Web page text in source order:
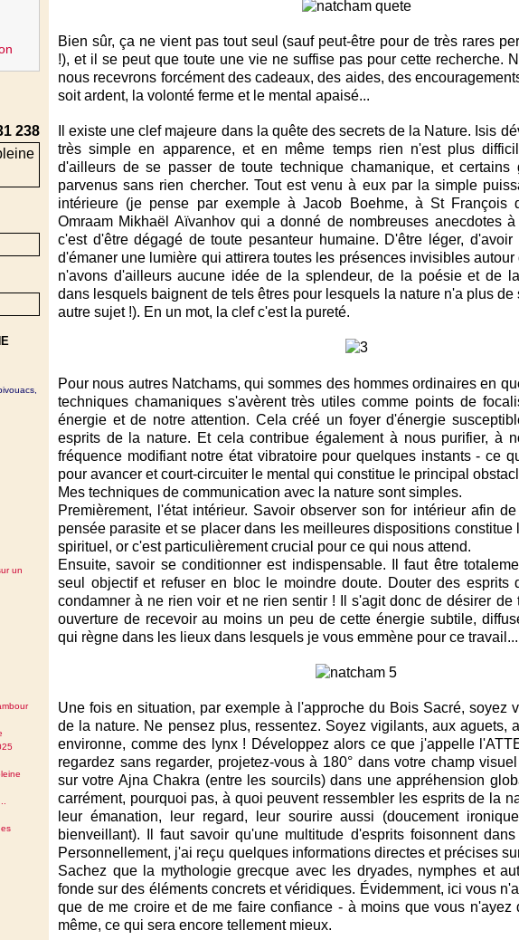
238
un
Bien sûr, ça ne vient pas tout seul (sauf peut-être pour de très rares
!), et il se peut que toute une vie ne suffise pas pour cette recherche.
nous recevrons forcément des cadeaux, des aides, des
soit ardent, la volonté ferme et le mental apaisé...
Il existe une clef majeure dans la quête des secrets de la Nature. Isis
très simple en apparence, et en même temps rien n'est plus
d'ailleurs de se passer de toute technique chamanique, et certains
parvenus sans rien chercher. Tout est venu à eux par la simple
intérieure (je pense par exemple à Jacob Boehme, à St François
Omraam Mikhaël Aïvanhov qui a donné de nombreuses anecdotes
c'est d'être dégagé de toute pesanteur humaine. D'être léger,
d'émaner une lumière qui attirera toutes les présences invisibles
n'avons d'ailleurs aucune idée de la splendeur, de la poésie et de
dans lesquels baignent de tels êtres pour lesquels la nature n'a plus de
autre sujet !). En un mot, la clef c'est la pureté.
Pour nous autres Natchams, qui sommes des hommes ordinaires en
techniques chamaniques s'avèrent très utiles comme points de
énergie et de notre attention. Cela créé un foyer d'énergie
esprits de la nature. Et cela contribue également à nous purifier, à
fréquence modifiant notre état vibratoire pour quelques instants - ce
pour avancer et court-circuiter le mental qui constitue le principal
Mes techniques de communication avec la nature sont simples.
Premièrement, l'état intérieur. Savoir observer son for intérieur afin
pensée parasite et se placer dans les meilleures dispositions constitue
spirituel, or c'est particulièrement crucial pour ce qui nous attend.
Ensuite, savoir se conditionner est indispensable. Il faut être
seul objectif et refuser en bloc le moindre doute. Douter des esprits
condamner à ne rien voir et ne rien sentir ! Il s'agit donc de désirer de
ouverture de recevoir au moins un peu de cette énergie subtile,
qui règne dans les lieux dans lesquels je vous emmène pour ce travail...
Une fois en situation, par exemple à l'approche du Bois Sacré, soyez
de la nature. Ne pensez plus, ressentez. Soyez vigilants, aux aguets,
environne, comme des lynx ! Développez alors ce que j'appelle
regardez sans regarder, projetez-vous à 180° dans votre champ
sur votre Ajna Chakra (entre les sourcils) dans une appréhension
carrément, pourquoi pas, à quoi peuvent ressembler les esprits de la
leur émanation, leur regard, leur sourire aussi (doucement
bienveillant). Il faut savoir qu'une multitude d'esprits foisonnent
Personnellement, j'ai reçu quelques informations directes et précises
Sachez que la mythologie grecque avec les dryades, nymphes et
fonde sur des éléments concrets et véridiques. Évidemment, ici vous
que de me croire et de me faire confiance - à moins que vous n'ayez
même, ce qui sera encore tellement mieux.